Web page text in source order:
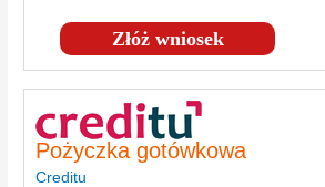
Złóż wniosek
Pożyczka gotówkowa
Creditu